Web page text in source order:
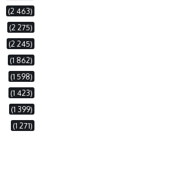
(2 463)
(2 275)
(2 245)
(1 862)
(1 598)
(1 423)
(1 399)
(1 271)